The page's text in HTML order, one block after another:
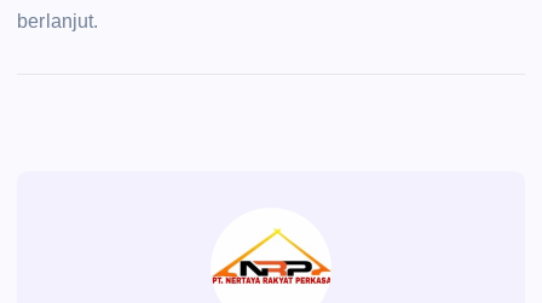
berlanjut.